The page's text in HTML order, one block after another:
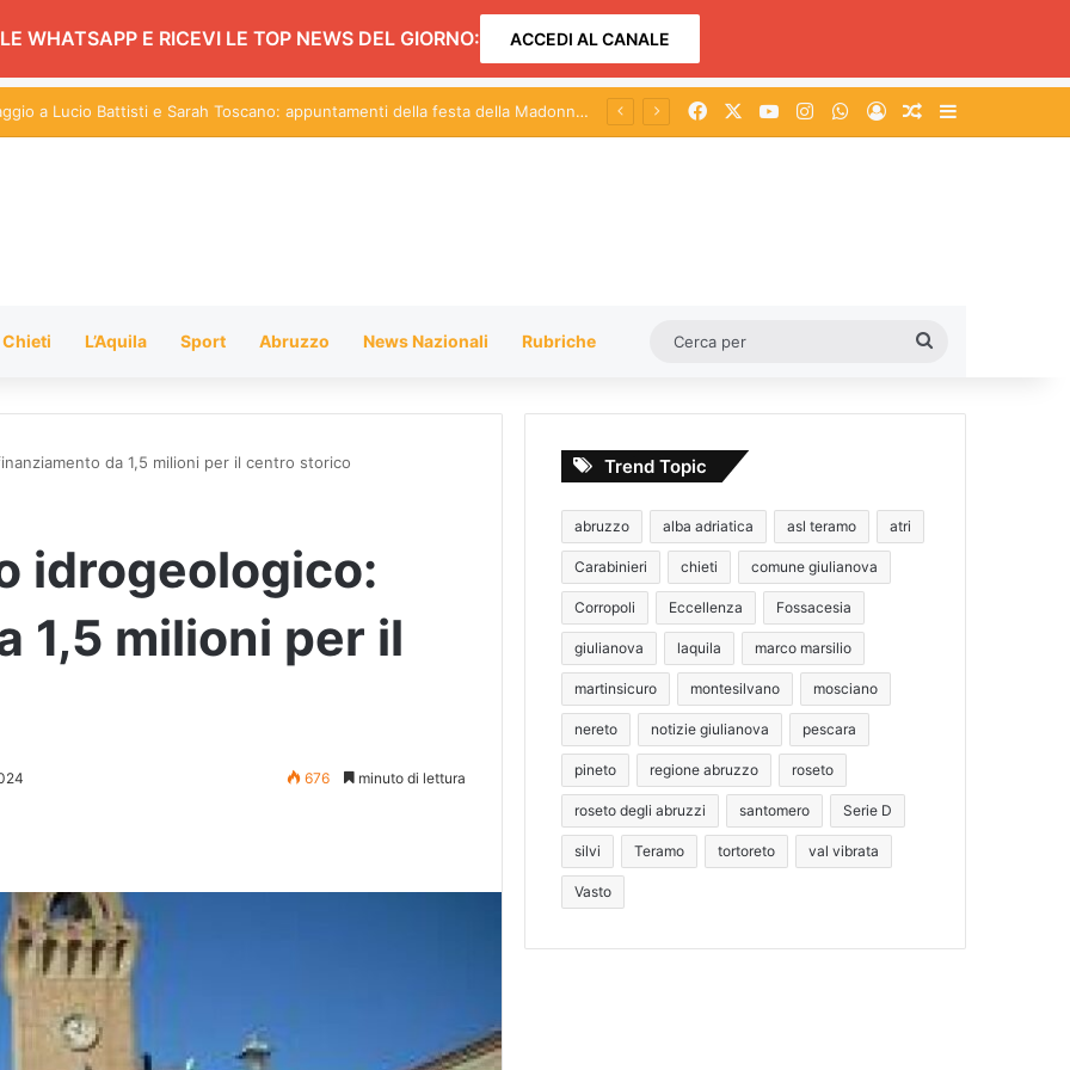
WHATSAPP E RICEVI LE TOP NEWS DEL GIORNO: ACCEDI AL CANALE
sul Pil: in Abruzzo nel 2026 cresce dello 0,9% Facebook You TubeInstagramWhatsApp
AccediUn articolo a
Chieti L’Aquila Sport Abruzzo News Nazionali Rubriche
da 1,5 milioni per il centro storico
idrogeologico:
1,5 milioni per il
676 minuto di lettura
Trend Topic
abruzzo alba adriatica asl teramo atri
Carabinieri chieti comune giulianova
Corropoli Eccellenza Fossacesia
giulianova laquila marco marsilio
martinsicuro montesilvano mosciano
nereto notizie giulianova pescara
pineto regione abruzzo roseto
roseto degli abruzzi santomero Serie D
silvi Teramo tortoreto val vibrata
Vasto